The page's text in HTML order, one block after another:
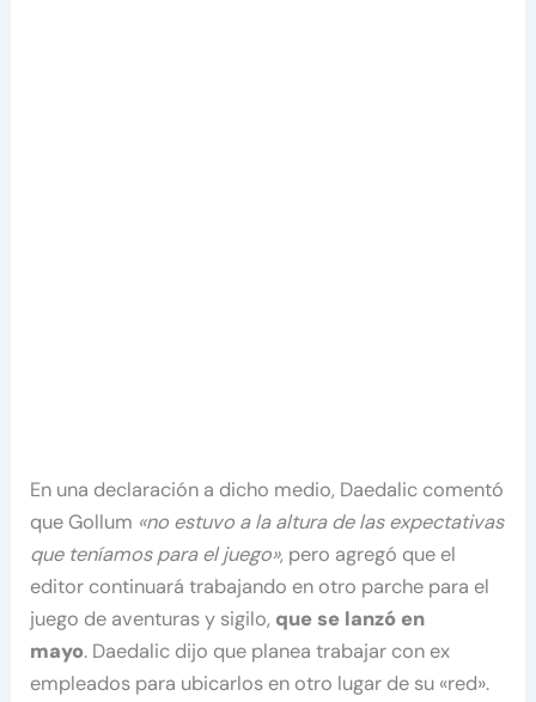
En una declaración a dicho medio, Daedalic comentó
que Gollum «no estuvo a la altura de las expectativas
que teníamos para el juego», pero agregó que el
editor continuará trabajando en otro parche para el
juego de aventuras y sigilo, que se lanzó en
mayo. Daedalic dijo que planea trabajar con ex
empleados para ubicarlos en otro lugar de su «red».